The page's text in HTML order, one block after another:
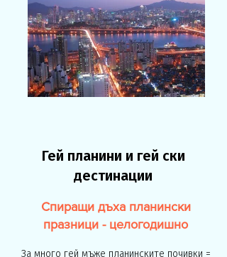
Гей планини и гей ски
дестинации
Спиращи дъха планински
празници - целогодишно
За много гей мъже планинските почивки =